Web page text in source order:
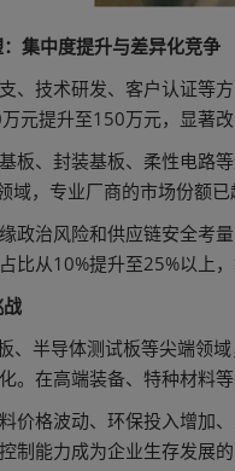
集中度提升与差异化竞争
、技术研发、客户认证等
元提升至150万元，显著
板、封装基板、柔性电路
域，专业厂商的市场份额
政治风险和供应链安全考
比从10%提升至25%以上
、半导体测试板等尖端领
。在高端装备、特种材料
价格波动、环保投入增加
制能力成为企业生存发展的